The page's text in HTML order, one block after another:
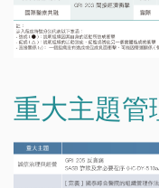
重大主題管